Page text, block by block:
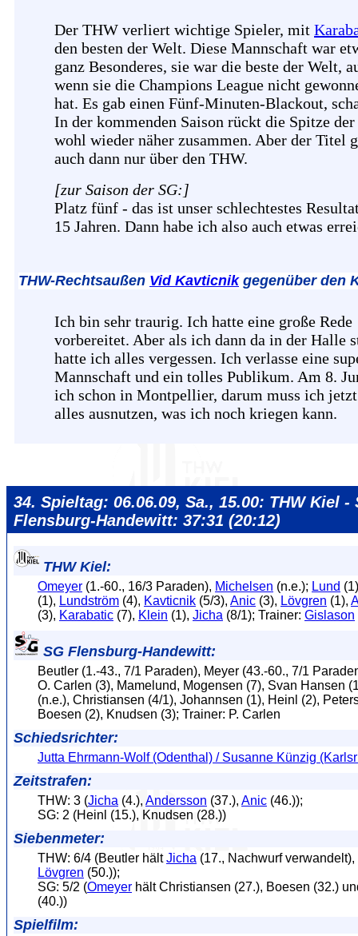
Der THW verliert wichtige Spieler, mit
den besten der Welt. Diese Mannschaft war
ganz Besonderes, sie war die beste der Welt,
wenn sie die Champions League nicht
hat. Es gab einen Fünf-Minuten-Blackout,
In der kommenden Saison rückt die Spitze
wohl wieder näher zusammen. Aber der Titel
auch dann nur über den THW.
[zur Saison der SG:]
Platz fünf - das ist unser schlechtestes
15 Jahren. Dann habe ich also auch etwas
THW-Rechtsaußen Vid Kavticnikgegenüber den
Ich bin sehr traurig. Ich hatte eine große Rede
vorbereitet. Aber als ich dann da in der Halle
hatte ich alles vergessen. Ich verlasse eine
Mannschaft und ein tolles Publikum. Am 8.
ich schon in Montpellier, darum muss ich
alles ausnutzen, was ich noch kriegen kann.
34. Spieltag: 06.06.09, Sa., 15.00: THW Kiel -
Flensburg-Handewitt: 37:31 (20:12)
THW Kiel:
Omeyer (1.-60., 16/3 Paraden), Michelsen (n.e.); Lund
(1), Lundström (4), Kavticnik (5/3), Anic (3), Lövgren (1),
(3), Karabatic (7), Klein (1), Jicha (8/1); Trainer: Gislason
SG Flensburg-Handewitt:
Beutler (1.-43., 7/1 Paraden), Meyer (43.-60., 7/1
O. Carlen (3), Mamelund, Mogensen (7), Svan Hansen
(n.e.), Christiansen (4/1), Johannsen (1), Heinl (2),
Boesen (2), Knudsen (3); Trainer: P. Carlen
Schiedsrichter:
Jutta Ehrmann-Wolf (Odenthal) / Susanne Künzig
Zeitstrafen:
THW: 3 (Jicha (4.), Andersson (37.), Anic (46.));
SG: 2 (Heinl (15.), Knudsen (28.))
Siebenmeter:
THW: 6/4 (Beutler hältJicha (17., Nachwurf
Lövgren (50.));
SG: 5/2 (Omeyer hält Christiansen (27.), Boesen (32.)
(40.))
Spielfilm: